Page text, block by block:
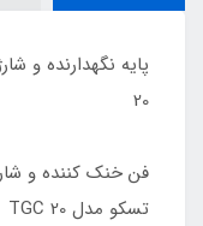
20
تسکو مدل TGC 20